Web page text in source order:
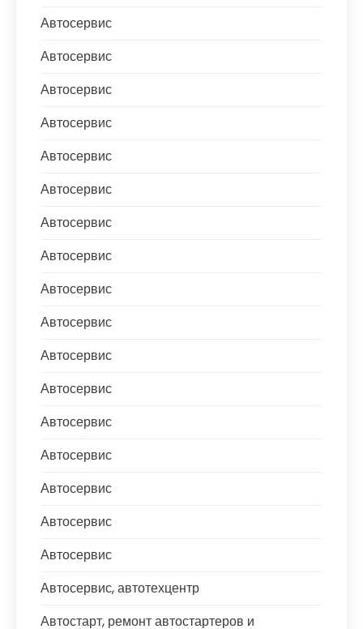
Автосервис
Автосервис
Автосервис
Автосервис
Автосервис
Автосервис
Автосервис
Автосервис
Автосервис
Автосервис
Автосервис
Автосервис
Автосервис
Автосервис
Автосервис
Автосервис
Автосервис
Автосервис, автотехцентр
Автостарт, ремонт автостартеров и